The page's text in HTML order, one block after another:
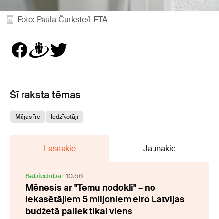
Foto: Paula Čurkste/LETA
Šī raksta tēmas
Mājas īre Iedzīvotāji
Lasītākie Jaunākie
Sabiedrība 10:56
Mēnesis ar "Temu nodokli" – no
iekasētājiem 5 miljoniem eiro Latvijas
budžetā paliek tikai viens